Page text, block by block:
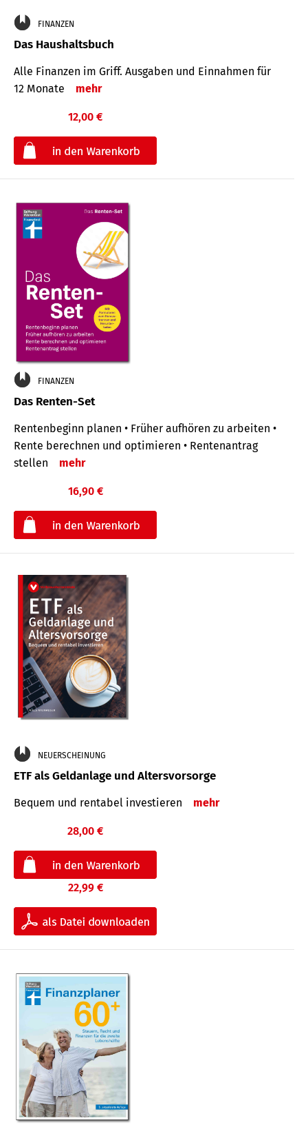
FINANZEN
Das Haushaltsbuch
Alle Finanzen im Griff. Aus­gaben und Ein­nahmen für
12 Monate
mehr
12,00 €
FINANZEN
Das Renten-Set
Rentenbeginn planen • Früher aufhören zu arbeiten •
Rente berechnen und optimieren • Rentenantrag
stellen
mehr
16,90 €
NEUERSCHEINUNG
ETF als Geldanlage und Altersvorsorge
Bequem und rentabel investieren mehr
28,00 €
22,99 €